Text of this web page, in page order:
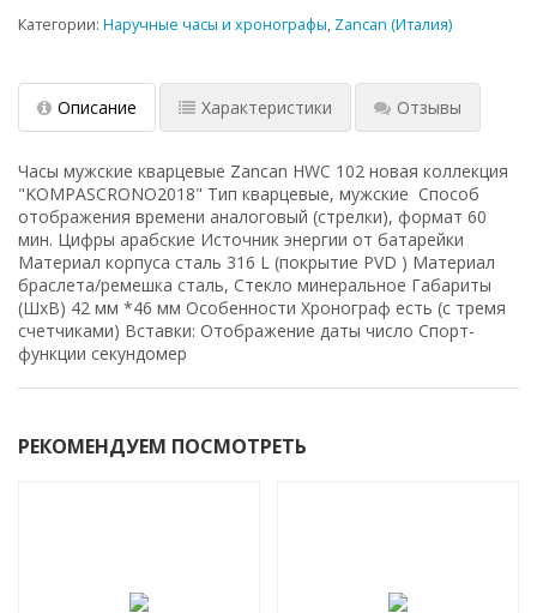
Категории: Наручные часы и хронографы, Zancan (Италия)
Описание Характеристики Отзывы
Часы мужские кварцевые Zancan HWC 102 новая коллекция
"KOMPASCRONO2018" Тип кварцевые, мужские Способ
отображения времени аналоговый (стрелки), формат 60
мин. Цифры арабские Источник энергии от батарейки
Материал корпуса сталь 316 L (покрытие PVD ) Материал
браслета/ремешка сталь, Стекло минеральное Габариты
(ШхВ) 42 мм *46 мм Особенности Хронограф есть (с тремя
счетчиками) Вставки: Отображение даты число Спорт-
функции секундомер
РЕКОМЕНДУЕМ ПОСМОТРЕТЬ